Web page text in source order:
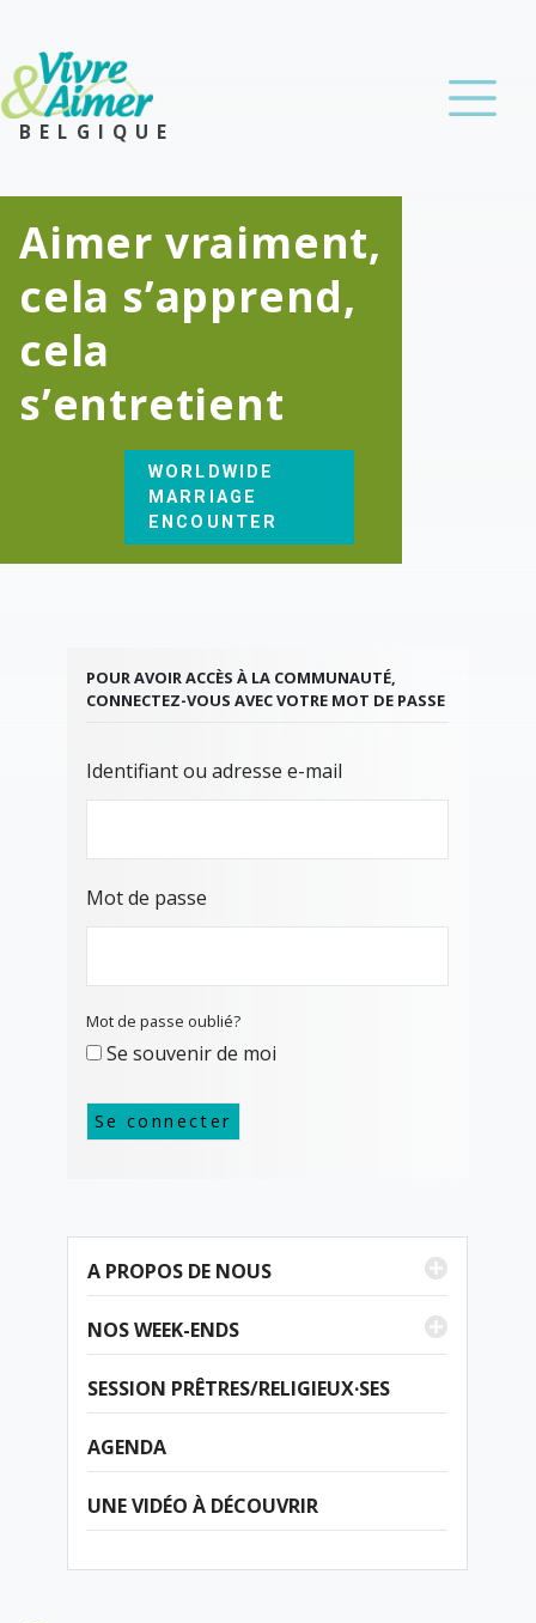
BELGIQUE
Aimer vraiment,
cela s’apprend,
cela
s’entretient
WORLDWIDE
MARRIAGE
ENCOUNTER
A PROPOS DE NOUS
NOS WEEK-ENDS
SESSION PRÊTRES/RELIGIEUX·SES
AGENDA
UNE VIDÉO À DÉCOUVRIR
POUR AVOIR ACCÈS À LA COMMUNAUTÉ,
CONNECTEZ-VOUS AVEC VOTRE MOT DE PASSE
Identifiant ou adresse e-mail
Mot de passe
Mot de passe oublié?
Se souvenir de moi